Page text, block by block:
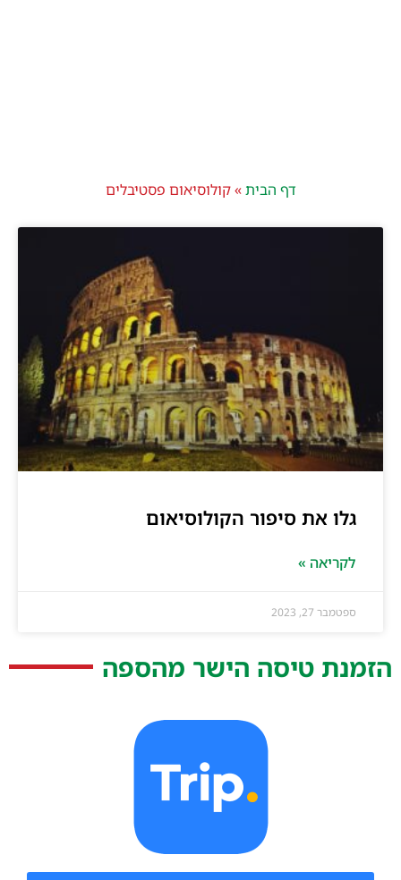
דף הבית»קולוסיאום פסטיבלים
גלו את סיפור הקולוסיאום
לקריאה »
ספטמבר 27, 2023
הזמנת טיסה הישר מהספה